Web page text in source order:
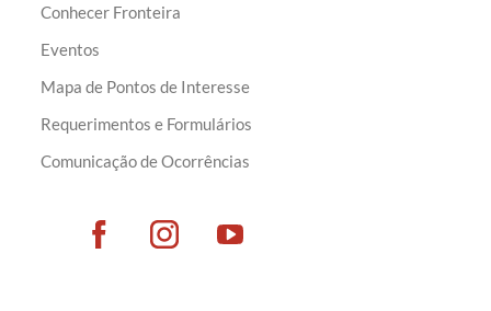
Conhecer Fronteira
Eventos
Mapa de Pontos de Interesse
Requerimentos e Formulários
Comunicação de Ocorrências